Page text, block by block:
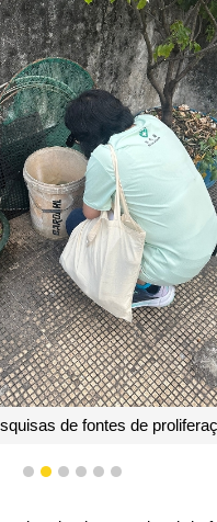
de fontes de
1 2 3 4 5 6